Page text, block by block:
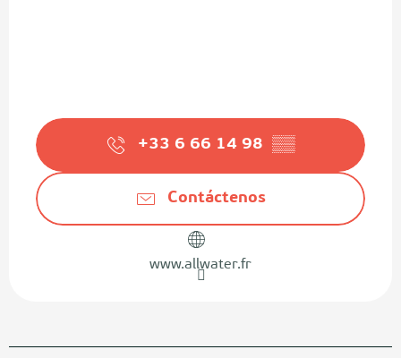
+33 6 66 14 98 ▒▒
Contáctenos
www.allwater.fr